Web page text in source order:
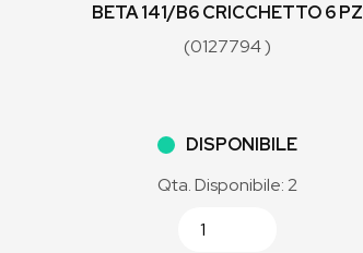
BETA 141/B6 CRICCHETTO 6 PZ
(0127794 )
DISPONIBILE
Qta. Disponibile: 2